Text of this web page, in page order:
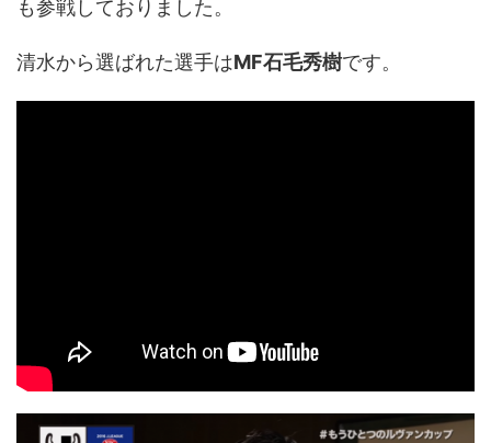
も参戦しておりました。
清水から選ばれた選手はMF石毛秀樹です。